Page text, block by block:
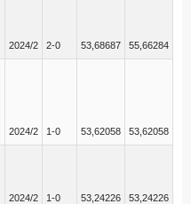
2024/2 2-0 53,68687 55,66284
2024/2 1-0 53,62058 53,62058
2024/2 1-0 53,24226 53,24226